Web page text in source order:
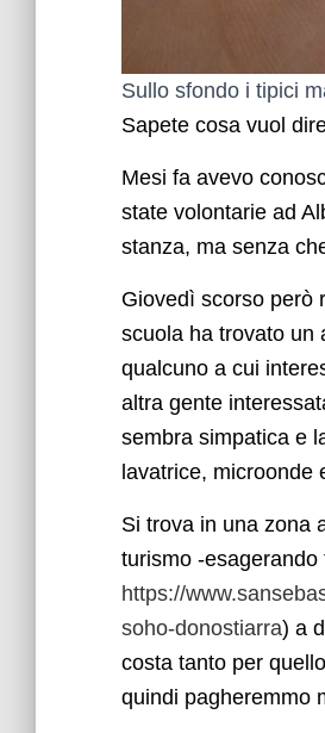
Sullo sfondo i tipici
Sapete cosa vuol
Mesi fa avevo
state volontarie ad
stanza, ma senza
Giovedì scorso però
scuola ha trovato un
qualcuno a cui
altra gente
sembra simpatica e
lavatrice, microonde
Si trova in una zona
turismo -esagerando
https://
soho-donostiarra) a
costa tanto per
quindi pagheremmo